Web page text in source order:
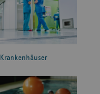
Krankenhäuser